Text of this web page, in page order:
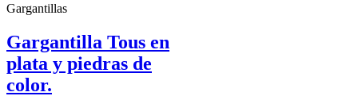
Gargantillas
Gargantilla Tous en
plata y piedras de
color.